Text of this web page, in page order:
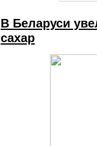
В Беларуси
сахар